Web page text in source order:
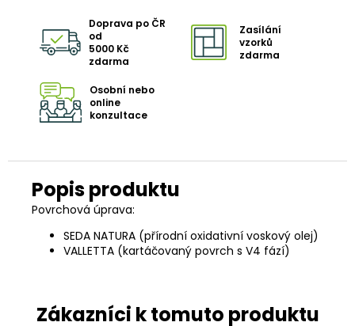
Doprava po ČR
od
5000 Kč
zdarma
Zasílání
vzorků
zdarma
Osobní nebo
online
konzultace
Povrchová úprava:
SEDA NATURA (přírodní oxidativní voskový olej)
VALLETTA (kartáčovaný povrch s V4 fází)